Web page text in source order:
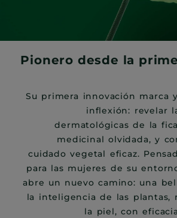
Pionero desde la
Su primera innovación marca
inflexión: revelar
dermatológicas de la
medicinal olvidada, y
cuidado vegetal eficaz.
para las mujeres de su
abre un nuevo camino: una
la inteligencia de las plantas,
la piel, con